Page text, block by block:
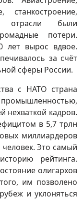
станкостроение,
отрасли были
потери.
лет вырос вдвое.
за счёт
сферы России.
с НАТО страна
нехваткой кадров.
в 5,7 трлн
миллиардеров
человек. Это самый
рейтинга.
олигархов
им позволено
и уклоняться